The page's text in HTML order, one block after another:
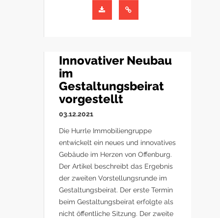
Innovativer Neubau
im
Gestaltungsbeirat
vorgestellt
03.12.2021
Die Hurrle Immobiliengruppe
entwickelt ein neues und innovatives
Gebäude im Herzen von Offenburg.
Der Artikel beschreibt das Ergebnis
der zweiten Vorstellungsrunde im
Gestaltungsbeirat. Der erste Termin
beim Gestaltungsbeirat erfolgte als
nicht öffentliche Sitzung. Der zweite